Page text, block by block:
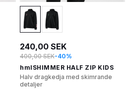
240,00 SEK
400,00 SEK-40%
hmlSHIMMER HALF ZIP KIDS
Halv dragkedja med skimrande
detaljer